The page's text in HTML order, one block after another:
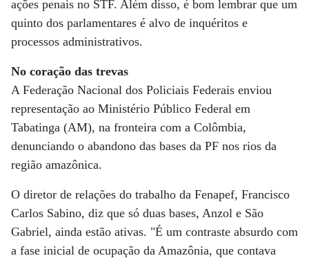
ações penais no STF. Além disso, é bom lembrar que um
quinto dos parlamentares é alvo de inquéritos e
processos administrativos.
No coração das trevas
A Federação Nacional dos Policiais Federais enviou
representação ao Ministério Público Federal em
Tabatinga (AM), na fronteira com a Colômbia,
denunciando o abandono das bases da PF nos rios da
região amazônica.
O diretor de relações do trabalho da Fenapef, Francisco
Carlos Sabino, diz que só duas bases, Anzol e São
Gabriel, ainda estão ativas. "É um contraste absurdo com
a fase inicial de ocupação da Amazônia, que contava